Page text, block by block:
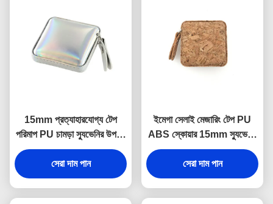
15mm প্রত্যাহারযোগ্য টেপ
পরিমাপ PU চামড়া স্যুভেনির উপহার
জেলি রঙ
সেরা দাম পান
ইমেগা সেলাই মেজারিং টেপ PU
ABS স্কোয়ার 15mm স্যুভেনির
উপহার
সেরা দাম পান